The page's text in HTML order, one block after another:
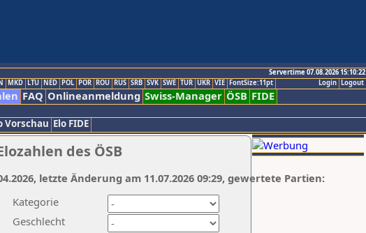
Servertime 07.08.2026 15:10:22
Logout
Login
MKD LTU NED POL POR ROU RUS SRB SVK SWE TUR UKR VIE FontSize:11pt
FAQ Onlineanmeldung Swiss-Manager ÖSB FIDE
Vorschau Elo FIDE
des ÖSB
Kategorie
Geschlecht
letzte Änderung am 11.07.2026 09:29, gewertete Partien: